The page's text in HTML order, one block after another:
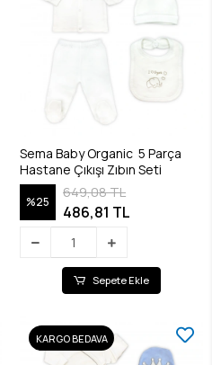
Sema Baby Organic 5 Parça
Hastane Çıkışı Zıbın Seti
%25
649,08 TL
486,81 TL
Sepete Ekle
KARGO BEDAVA